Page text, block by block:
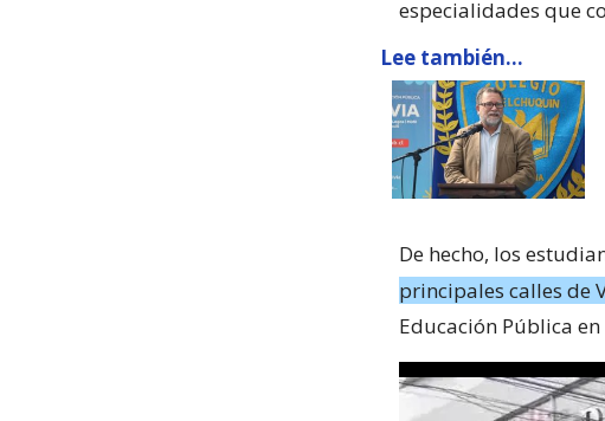
especialidades que
Lee también...
De hecho, los
principales calles de
Educación Pública